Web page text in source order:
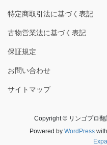
特定商取引法に基づく表記
古物営業法に基づく表記
保証規定
お問い合わせ
サイトマップ
Copyright © リンゴプロ
Powered by WordPresswith